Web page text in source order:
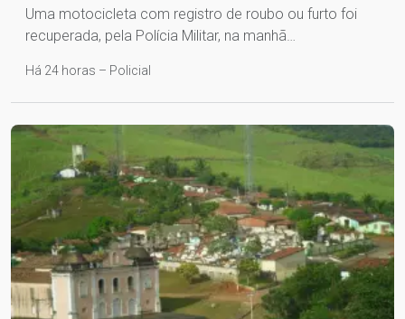
Uma motocicleta com registro de roubo ou furto foi
recuperada, pela Polícia Militar, na manhã…
Há 24 horas – Policial